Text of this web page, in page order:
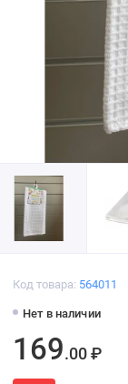
Код товара: 564011
Нет в наличии
169.00 ₽